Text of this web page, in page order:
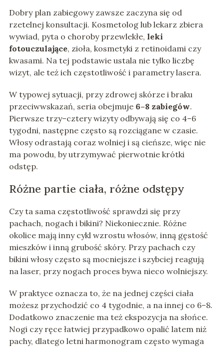
Dobry plan zabiegowy zawsze zaczyna się od
rzetelnej konsultacji. Kosmetolog lub lekarz zbiera
wywiad, pyta o choroby przewlekłe, leki
fotouczulające, zioła, kosmetyki z retinoidami czy
kwasami. Na tej podstawie ustala nie tylko liczbę
wizyt, ale też ich częstotliwość i parametry lasera.
W typowej sytuacji, przy zdrowej skórze i braku
przeciwwskazań, seria obejmuje 6–8 zabiegów.
Pierwsze trzy–cztery wizyty odbywają się co 4–6
tygodni, następne często są rozciągane w czasie.
Włosy odrastają coraz wolniej i są cieńsze, więc nie
ma powodu, by utrzymywać pierwotnie krótki
odstęp.
Różne partie ciała, różne odstępy
Czy ta sama częstotliwość sprawdzi się przy
pachach, nogach i bikini? Niekoniecznie. Różne
okolice mają inny cykl wzrostu włosów, inną gęstość
mieszków i inną grubość skóry. Przy pachach czy
bikini włosy często są mocniejsze i szybciej reagują
na laser, przy nogach proces bywa nieco wolniejszy.
W praktyce oznacza to, że na jednej części ciała
możesz przychodzić co 4 tygodnie, a na innej co 6–8.
Dodatkowo znaczenie ma też ekspozycja na słońce.
Nogi czy ręce łatwiej przypadkowo opalić latem niż
pachy, dlatego letni harmonogram często wymaga